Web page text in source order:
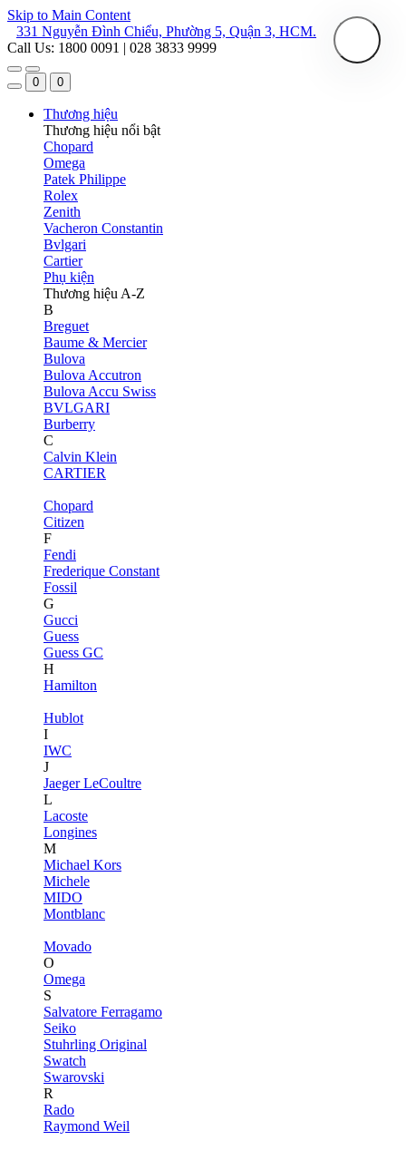
Skip to Main Content
331 Nguyễn Đình Chiểu, Phường 5, Quận 3, HCM.
Call Us: 1800 0091 | 028 3833 9999
0 0
Thương hiệu
Thương hiệu nổi bật
Chopard
Omega
Patek Philippe
Rolex
Zenith
Vacheron Constantin
Bvlgari
Cartier
Phụ kiện
Thương hiệu A-Z
B
Breguet
Baume & Mercier
Bulova
Bulova Accutron
Bulova Accu Swiss
BVLGARI
Burberry
C
Calvin Klein
CARTIER
Chopard
Citizen
F
Fendi
Frederique Constant
Fossil
G
Gucci
Guess
Guess GC
H
Hamilton
Hublot
I
IWC
J
Jaeger LeCoultre
L
Lacoste
Longines
M
Michael Kors
Michele
MIDO
Montblanc
Movado
O
Omega
S
Salvatore Ferragamo
Seiko
Stuhrling Original
Swatch
Swarovski
R
Rado
Raymond Weil